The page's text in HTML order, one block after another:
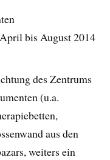
bis August 2014
des Zentrums
(u.a.
aus den
weiters ein